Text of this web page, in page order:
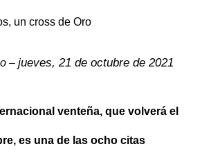
un cross de Oro
– jueves, 21 de octubre de 2021
venteña, que volverá el
es una de las ocho citas